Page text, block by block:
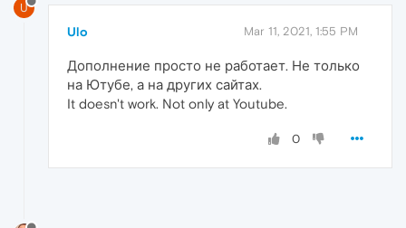
U
Ulo Mar 11, 2021, 1:55 PM
Дополнение просто не работает. Не только
на Ютубе, а на других сайтах.
It doesn't work. Not only at Youtube.
0